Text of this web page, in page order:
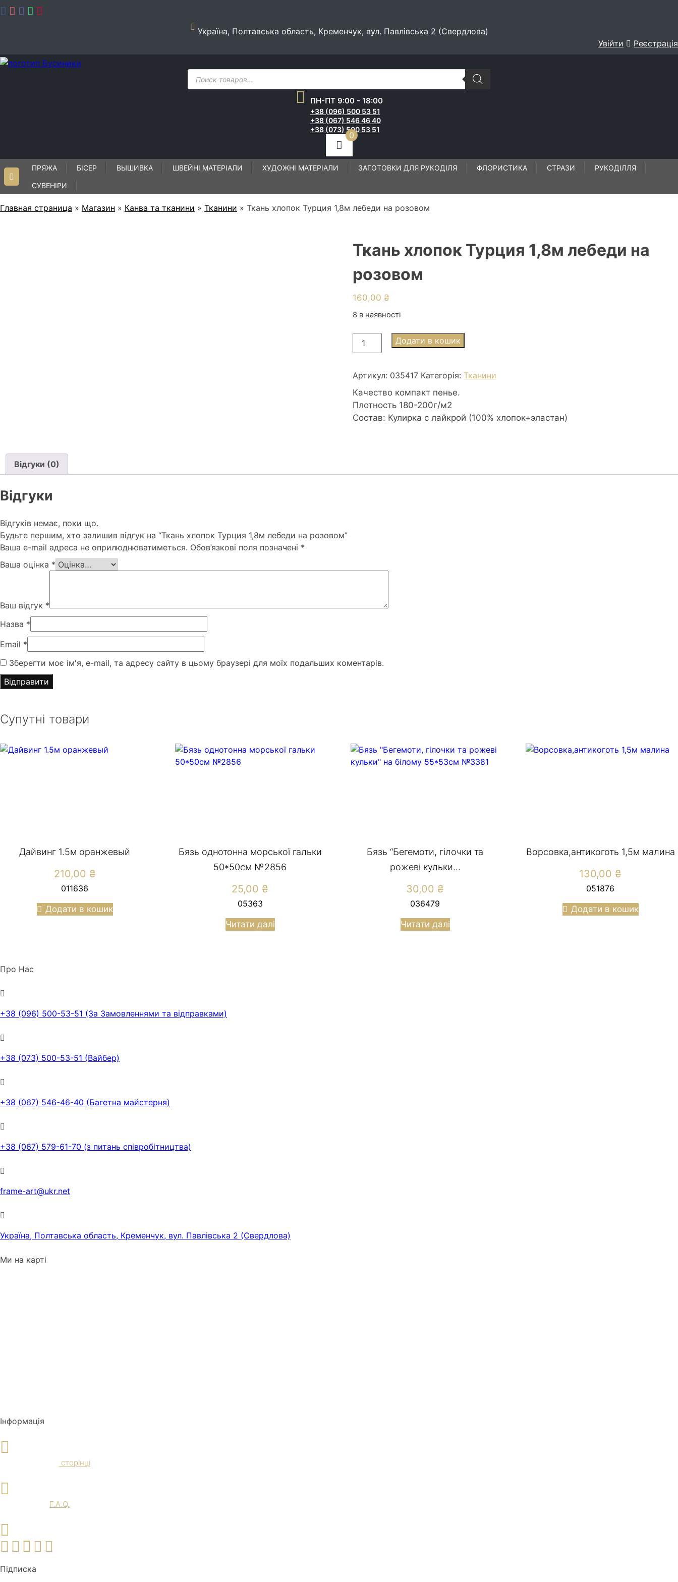
Skip
to
Україна, Полтавська область, Кременчук, вул. Павлівська 2 (Свердлова)
Увійти
Реєстрація
Пошук
товарів
ПН-ПТ 9:00 - 18:00
+38 (096) 500 53 51
+38 (067) 546 46 40
+38 (073) 500 53 51
0
ПРЯЖА БІСЕР ВЫШИВКА ШВЕЙНІ МАТЕРІАЛИ ХУДОЖНІ МАТЕРІАЛИ ЗАГОТОВКИ ДЛЯ РУКОДІЛЯ ФЛОРИСТИКА СТРАЗИ РУКОДІЛЛЯ
СУВЕНІРИ
Главная страница » Магазин » Канва та тканини » Тканини » Ткань хлопок Турция 1,8м лебеди на розовом
Ткань хлопок Турция 1,8м лебеди на
розовом
160,00 ₴
8 в наявності
Ткань
хлопок
1,8м
лебеди
на
розовом
кількість
Додати в кошик
Артикул: 035417 Категорія: Тканини
Качество компакт пенье.
Плотность 180-200г/м2
Состав: Кулирка с лайкрой (100% хлопок+эластан)
Відгуки (0)
Відгуки
Відгуків немає, поки що.
Будьте першим, хто залишив відгук на “Ткань хлопок Турция 1,8м лебеди на розовом”
Ваша e-mail адреса не оприлюднюватиметься. Обов’язкові поля позначені *
Ваша оцінка *
Ваш відгук *
Назва *
Email *
Зберегти моє ім'я, e-mail, та адресу сайту в цьому браузері для моїх подальших коментарів.
Супутні товари
Дайвинг 1.5м оранжевый
210,00 ₴
011636
Додати в кошик
Бязь однотонна морської гальки
50*50см №2856
25,00 ₴
05363
Читати далі
Бязь “Бегемоти, гілочки та
рожеві кульки...
30,00 ₴
036479
Читати далі
Ворсовка,антикоготь 1,5м малина
130,00 ₴
051876
Додати в кошик
Про Нас
+38 (096) 500-53-51 (За Замовленнями та відправками)
+38 (073) 500-53-51 (Вайбер)
+38 (067) 546-46-40 (Багетна майстерня)
+38 (067) 579-61-70 (з питань співробітництва)
frame-art@ukr.net
Україна, Полтавська область, Кременчук, вул. Павлівська 2 (Свердлова)
Ми на карті
Інформація
сторінці
F.A.Q.
Підписка